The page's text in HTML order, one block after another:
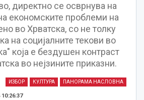
директно се осврнува на
економските проблеми на
во Хрватска, со не толку
на социјалните текови во
која е бездушен контраст
во нејзините приказни.
ИЗБОР КУЛТУРА ПАНОРАМА НАСЛОВНА